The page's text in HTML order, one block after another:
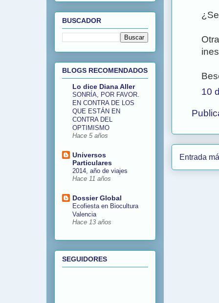
10
Entrada
BUSCADOR
BLOGS RECOMENDADOS
Lo dice Diana Aller
SONRÍA, POR FAVOR.
EN CONTRA DE LOS
QUE ESTÁN EN
CONTRA DEL
OPTIMISMO
Hace 5 años
Universos
Particulares
2014, año de viajes
Hace 11 años
Dossier Global
Ecofiesta en Biocultura
Valencia
Hace 13 años
SEGUIDORES